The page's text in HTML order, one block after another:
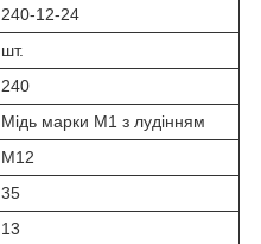
240-12-24
шт.
240
Мідь марки М1 з лудінням
М12
35
13